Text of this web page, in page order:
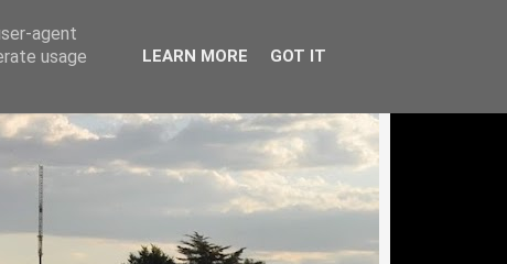
agent
usage
LEARN MORE GOT IT